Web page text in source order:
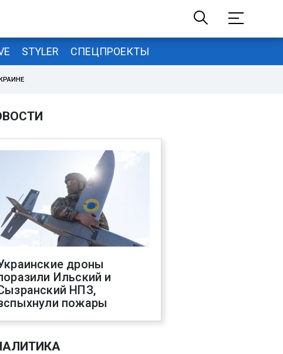
STYLER СПЕЦПРОЕКТЫ
дроны
Ильский и
НПЗ,
пожары